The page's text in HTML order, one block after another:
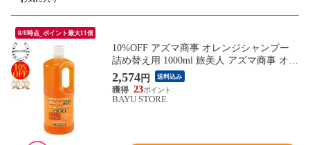
8/8時点_ポイント最大11倍
10%OFF アズマ商事 オレンジシャンプー
詰め替え用 1000ml 旅美人 アズマ商事 オレ
ンジ シャンプー アズマ商事シャンプー オ
レンジの香り シャンプー 詰替用 シャンプ
ー 詰め替え アズマ商事オレンジシャンプ
2,574円 送料込み
23
BAYU STORE